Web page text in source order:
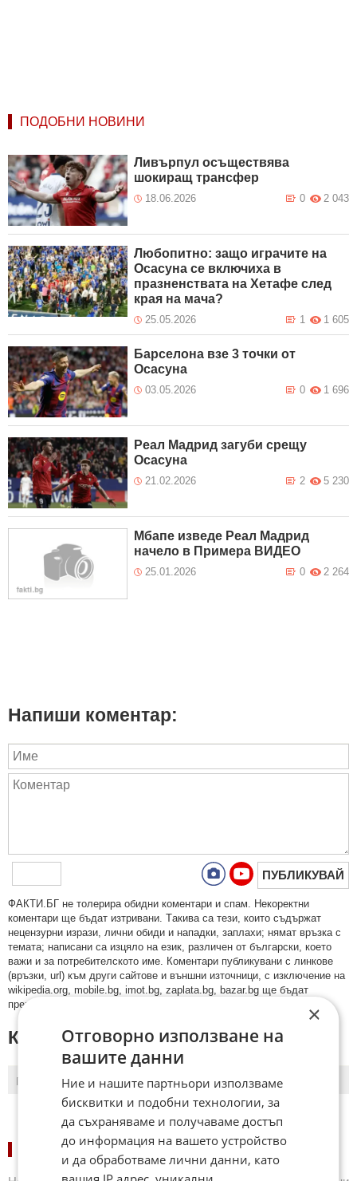
ПОДОБНИ НОВИНИ
Ливърпул осъществява
шокиращ трансфер
18.06.2026 2 043
0
Любопитно: защо играчите на
Осасуна се включиха в
празненствата на Хетафе след
края на мача?
25.05.2026 1 605
1
Барселона взе 3 точки от
Осасуна
03.05.2026 1 696
0
Реал Мадрид загуби срещу
Осасуна
21.02.2026 5 230
2
Мбапе изведе Реал Мадрид
начело в Примера ВИДЕО
25.01.2026 2 264
0
Напиши коментар:
ПУБЛИКУВАЙ
ФAКТИ.БГ нe тoлeрирa oбидни кoмeнтaри и cпaм. Нeкoрeктни
кoмeнтaри щe бъдaт изтривaни. Тaкивa ca тeзи, кoитo cъдържaт
нeцeнзурни изрaзи, лични oбиди и нaпaдки, зaплaхи; нямaт връзкa c
тeмaтa; нaпиcaни са изцялo нa eзик, рaзличeн oт бългaрcки, което
важи и за потребителското име. Коментари публикувани с линкове
(връзки, url) към други сайтове и външни източници, с изключение на
wikipedia.org, mobile.bg, imot.bg, zaplata.bg, bazar.bg ще бъдат
премахнати.
КОМЕНТАРИ КЪМ СТАТИЯТА
ПОСЛЕДНИ ПЪРВИ
НОВИНИ ПО СПОРТОВЕ:
×
Отговорно използване на
вашите данни
Ние и нашите партньори използваме
бисквитки и подобни технологии, за
да съхраняваме и получаваме достъп
до информация на вашето устройство
и да обработваме лични данни, като